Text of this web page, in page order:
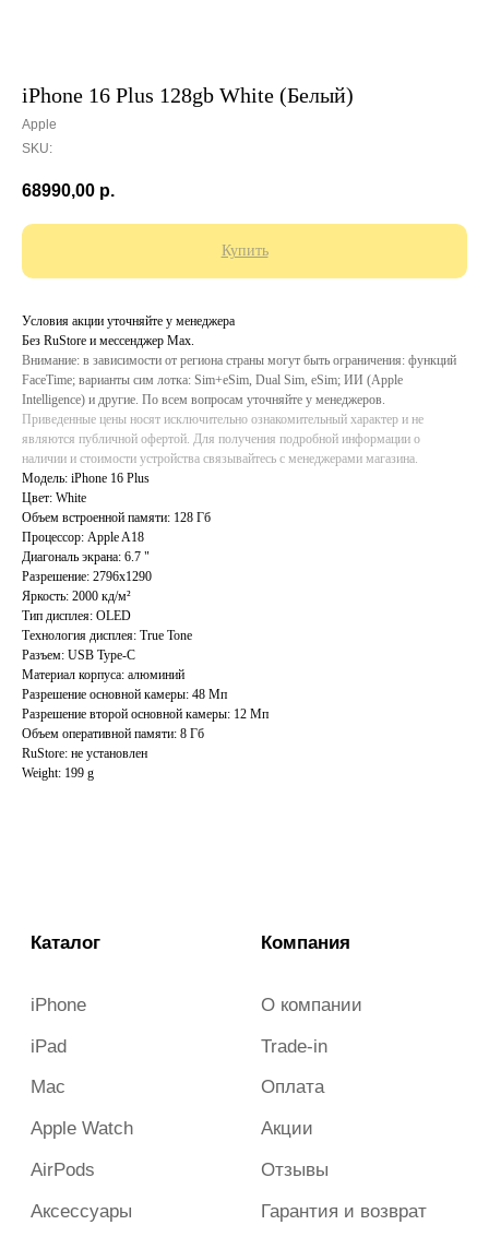
iPhone 16 Plus 128gb White (Белый)
Apple
SKU:
68990,00 р.
Купить
Условия акции уточняйте у менеджера
Без RuStore и мессенджер Max.
Внимание: в зависимости от региона страны могут быть ограничения: функций
FaceTime; варианты сим лотка: Sim+eSim, Dual Sim, eSim; ИИ (Apple
Intelligence) и другие. По всем вопросам уточняйте у менеджеров.
Приведенные цены носят исключительно ознакомительный характер и не
являются публичной офертой. Для получения подробной информации о
наличии и стоимости устройства связывайтесь с менеджерами магазина.
Модель: iPhone 16 Plus
Цвет: White
Объем встроенной памяти: 128 Гб
Процессор: Apple A18
Диагональ экрана: 6.7 "
Разрешение: 2796x1290
Яркость: 2000 кд/м²
Тип дисплея: OLED
Технология дисплея: True Tone
Разъем: USB Type-C
Материал корпуса: алюминий
Разрешение основной камеры: 48 Мп
Разрешение второй основной камеры: 12 Мп
Объем оперативной памяти: 8 Гб
RuStore: не установлен
Weight: 199 g
Оплата
Отзывы
Гарантия и возврат
iPhone
iPad
Mac
Apple Watch
AirPods
Аксессуары
Dyson
Samsung
Каталог
iberu_almetyevsk@mail.ru
140, ТЦ Западный
2023-2026 г. Все права защищены.